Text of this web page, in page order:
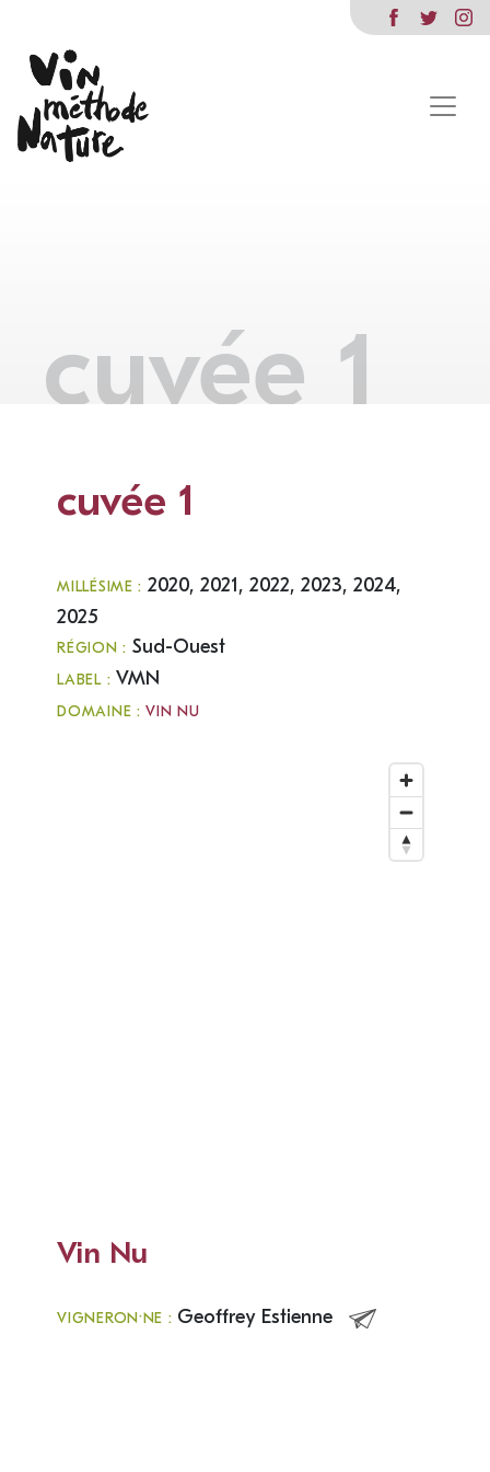
cuvée 1
cuvée 1
MILLÉSIME : 2020, 2021, 2022, 2023, 2024,
2025
RÉGION : Sud-Ouest
LABEL : VMN
DOMAINE :VIN NU
Vin Nu
VIGNERON·NE : Geoffrey Estienne